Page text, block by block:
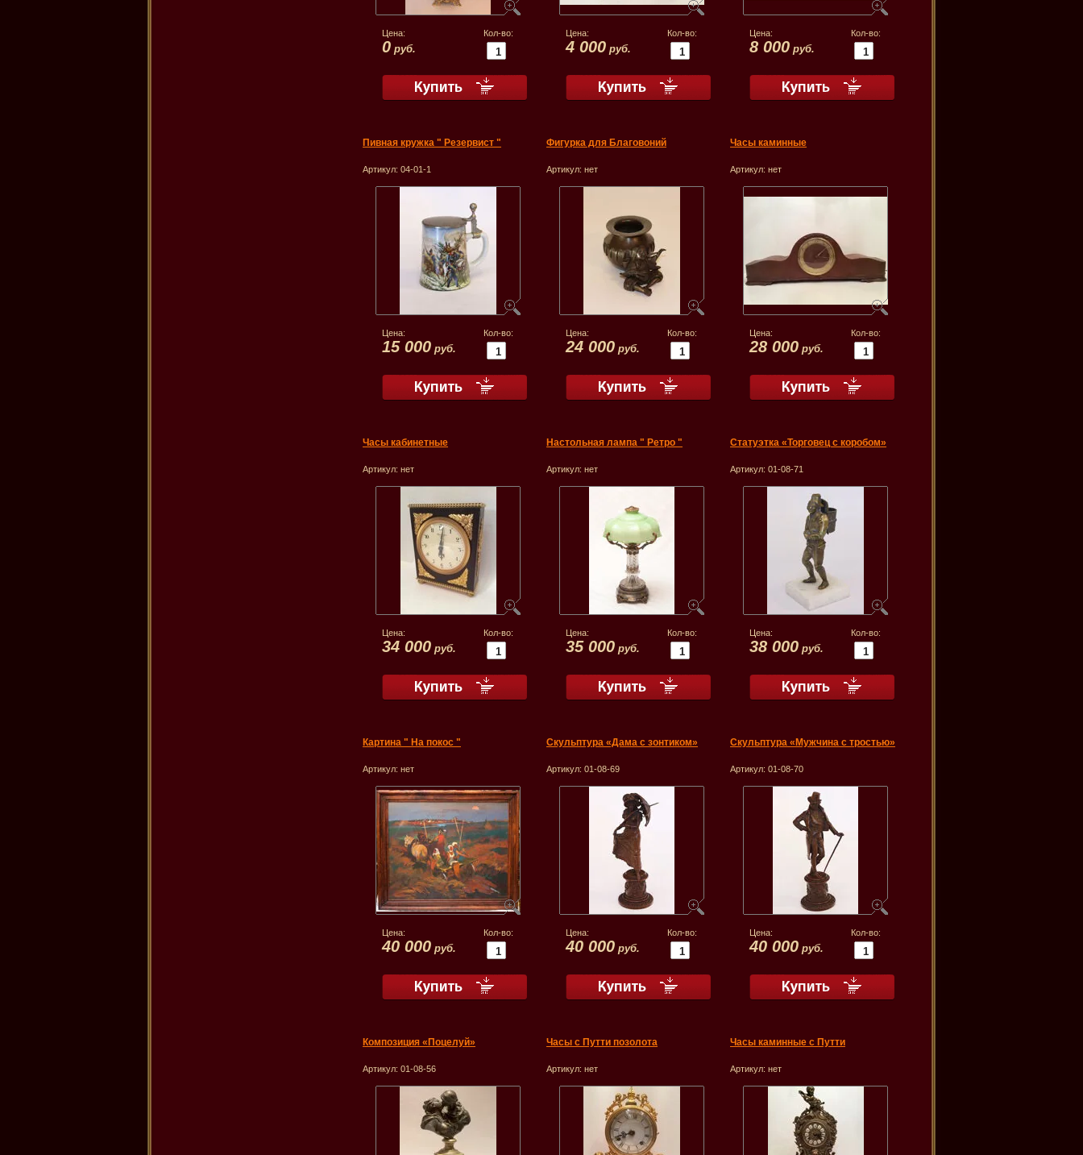
Цена:
0 руб.
Кол-во: Цена:
4 000 руб.
Кол-во: Цена:
8 000 руб.
Кол-во:
Пивная кружка " Резервист "
Артикул: 04-01-1
Цена:
15 000 руб.
Кол-во:
Фигурка для Благовоний
Артикул: нет
Цена:
24 000 руб.
Кол-во:
Часы каминные
Артикул: нет
Цена:
28 000 руб.
Кол-во:
Часы кабинетные
Артикул: нет
Цена:
34 000 руб.
Кол-во:
Настольная лампа " Ретро "
Артикул: нет
Цена:
35 000 руб.
Кол-во:
Статуэтка «Торговец с коробом»
Артикул: 01-08-71
Цена:
38 000 руб.
Кол-во:
Картина " На покос "
Артикул: нет
Цена:
40 000 руб.
Кол-во:
Скульптура «Дама с зонтиком»
Артикул: 01-08-69
Цена:
40 000 руб.
Кол-во:
Скульптура «Мужчина с тростью»
Артикул: 01-08-70
Цена:
40 000 руб.
Кол-во:
Композиция «Поцелуй»
Артикул: 01-08-56
Часы с Путти позолота
Артикул: нет
Часы каминные с Путти
Артикул: нет